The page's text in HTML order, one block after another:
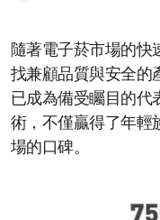
隨著電子菸市場的快速發展，越來越多的消費者開始尋
找兼顧品質與安全的
已成為備受矚目的代
術，不僅贏得了年輕
場的口碑。